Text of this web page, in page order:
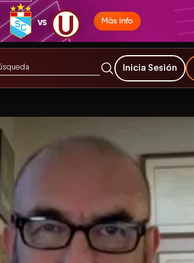
Inicia Sesión